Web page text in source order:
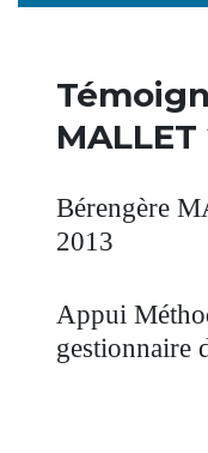
MALLET
Bérengère
2013
Appui
gestionnaire